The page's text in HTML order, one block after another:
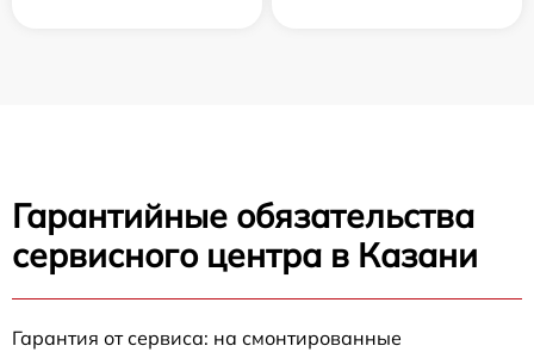
Гарантийные обязательства
сервисного центра в Казани
Гарантия от сервиса: на смонтированные